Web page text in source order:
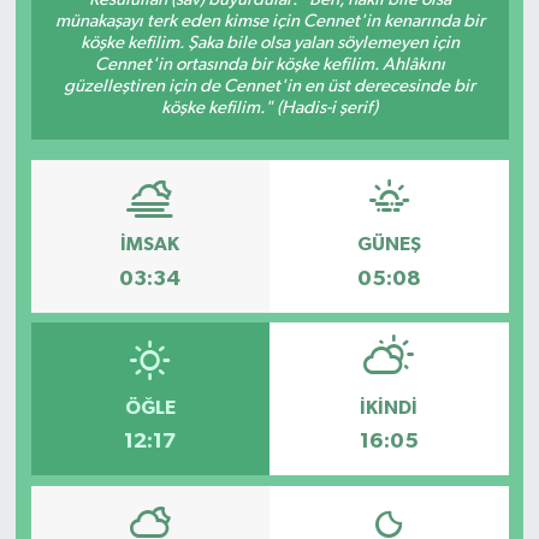
münakaşayı terk eden kimse için Cennet'in kenarında bir
köşke kefilim. Şaka bile olsa yalan söylemeyen için
Cennet'in ortasında bir köşke kefilim. Ahlâkını
güzelleştiren için de Cennet'in en üst derecesinde bir
köşke kefilim." (Hadis-i şerif)
İMSAK
03:34
GÜNEŞ
05:08
ÖĞLE
12:17
İKINDI
16:05
Hakkari Haber
İLGİNÇ HABERLER
KADIN
MAGAZİN
MAKALE
POLİTİKA
REKLAM
SAĞLIK